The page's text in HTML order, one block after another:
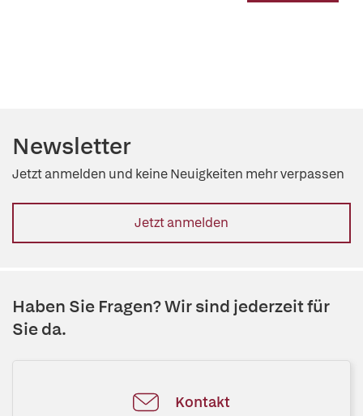
Newsletter
Jetzt anmelden und keine Neuigkeiten mehr verpassen
Jetzt anmelden
Haben Sie Fragen? Wir sind jederzeit für
Sie da.
Kontakt